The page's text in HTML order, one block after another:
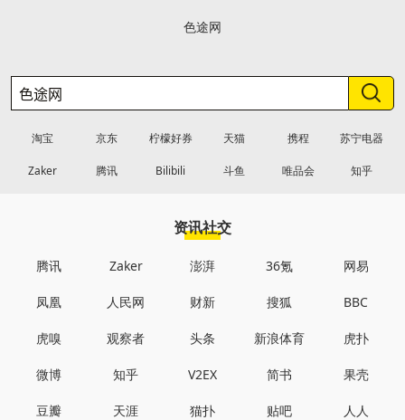
色途网
淘宝 京东 柠檬好券 天猫 携程 苏宁电器
Zaker 腾讯 Bilibili 斗鱼 唯品会 知乎
资讯社交
腾讯 Zaker 澎湃 36氪 网易
凤凰 人民网 财新 搜狐 BBC
虎嗅 观察者 头条 新浪体育 虎扑
微博 知乎 V2EX 简书 果壳
豆瓣 天涯 猫扑 贴吧 人人